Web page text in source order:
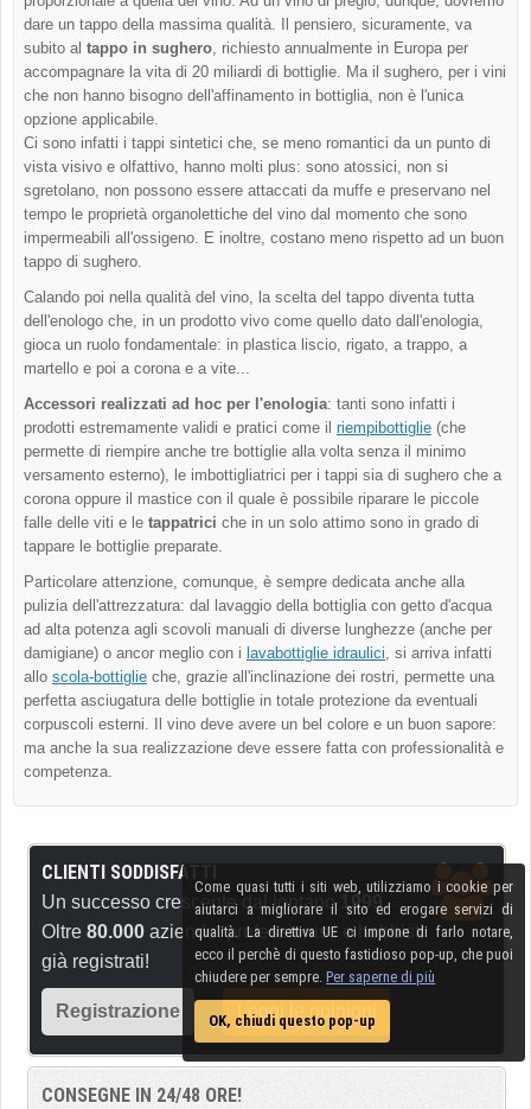
Come quasi tutti i siti web, utilizziamo i cookie per
aiutarci a migliorare il sito ed erogare servizi di
qualità. La direttiva UE ci impone di farlo notare,
ecco il perchè di questo fastidioso pop-up, che puoi
chiudere per sempre.Per saperne di più
OK, chiudi questo pop-up
dare un tappo della massima qualità. Il pensiero, sicuramente, va
subito al tappo in sughero, richiesto annualmente in Europa per
accompagnare la vita di 20 miliardi di bottiglie. Ma il sughero, per i vini
che non hanno bisogno dell'affinamento in bottiglia, non è l'unica
opzione applicabile.
Ci sono infatti i tappi sintetici che, se meno romantici da un punto di
vista visivo e olfattivo, hanno molti plus: sono atossici, non si
sgretolano, non possono essere attaccati da muffe e preservano nel
tempo le proprietà organolettiche del vino dal momento che sono
impermeabili all'ossigeno. E inoltre, costano meno rispetto ad un buon
tappo di sughero.
Calando poi nella qualità del vino, la scelta del tappo diventa tutta
dell'enologo che, in un prodotto vivo come quello dato dall'enologia,
gioca un ruolo fondamentale: in plastica liscio, rigato, a trappo, a
martello e poi a corona e a vite...
Accessori realizzati ad hoc per l'enologia: tanti sono infatti i
prodotti estremamente validi e pratici come il riempibottiglie (che
permette di riempire anche tre bottiglie alla volta senza il minimo
versamento esterno), le imbottigliatrici per i tappi sia di sughero che a
corona oppure il mastice con il quale è possibile riparare le piccole
falle delle viti e le tappatrici che in un solo attimo sono in grado di
tappare le bottiglie preparate.
Particolare attenzione, comunque, è sempre dedicata anche alla
pulizia dell'attrezzatura: dal lavaggio della bottiglia con getto d'acqua
ad alta potenza agli scovoli manuali di diverse lunghezze (anche per
damigiane) o ancor meglio con i lavabottiglie idraulici, si arriva infatti
allo scola-bottiglie che, grazie all'inclinazione dei rostri, permette una
perfetta asciugatura delle bottiglie in totale protezione da eventuali
corpuscoli esterni. Il vino deve avere un bel colore e un buon sapore:
ma anche la sua realizzazione deve essere fatta con professionalità e
competenza.
CLIENTI SODDISFATTI
Un successo crescente dal lontano 1999.
Oltre 80.000 aziende, professionisti e hobbisti
già registrati!
Registrazione Leggi le opinioni
CONSEGNE IN 24/48 ORE!